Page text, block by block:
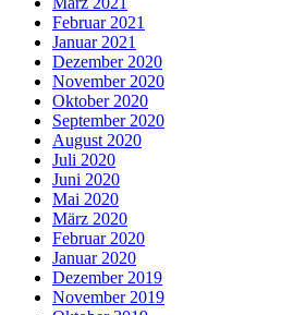
Februar 2021
Januar 2021
Dezember 2020
November 2020
Oktober 2020
September 2020
August 2020
Juli 2020
Juni 2020
Mai 2020
März 2020
Februar 2020
Januar 2020
Dezember 2019
November 2019